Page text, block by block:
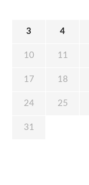
3 4
10 11
17 18
24 25
31